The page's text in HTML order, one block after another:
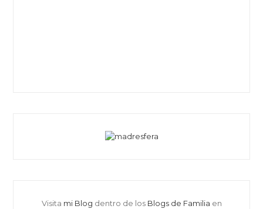
Visita mi Blog dentro de los Blogs de Familia en